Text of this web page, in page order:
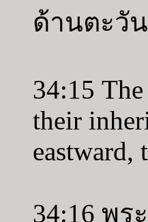
ด้านตะวั
34:15
their
eastward,
34:16 พร